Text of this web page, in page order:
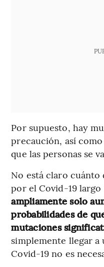
Por supuesto, hay
precaución, así
que las personas se
No está claro
por el Covid-19 largo
ampliamente solo
probabilidades de
mutaciones
simplemente llegar a
Covid-19 no es